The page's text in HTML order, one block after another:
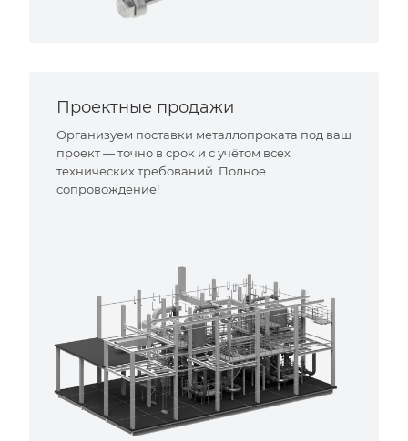
Проектные продажи
Организуем поставки металлопроката под ваш
проект — точно в срок и с учётом всех
технических требований. Полное
сопровождение!